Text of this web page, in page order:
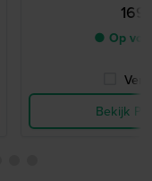
● Op
Bekijk